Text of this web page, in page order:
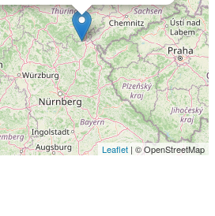
Leaflet | © OpenStreetMap